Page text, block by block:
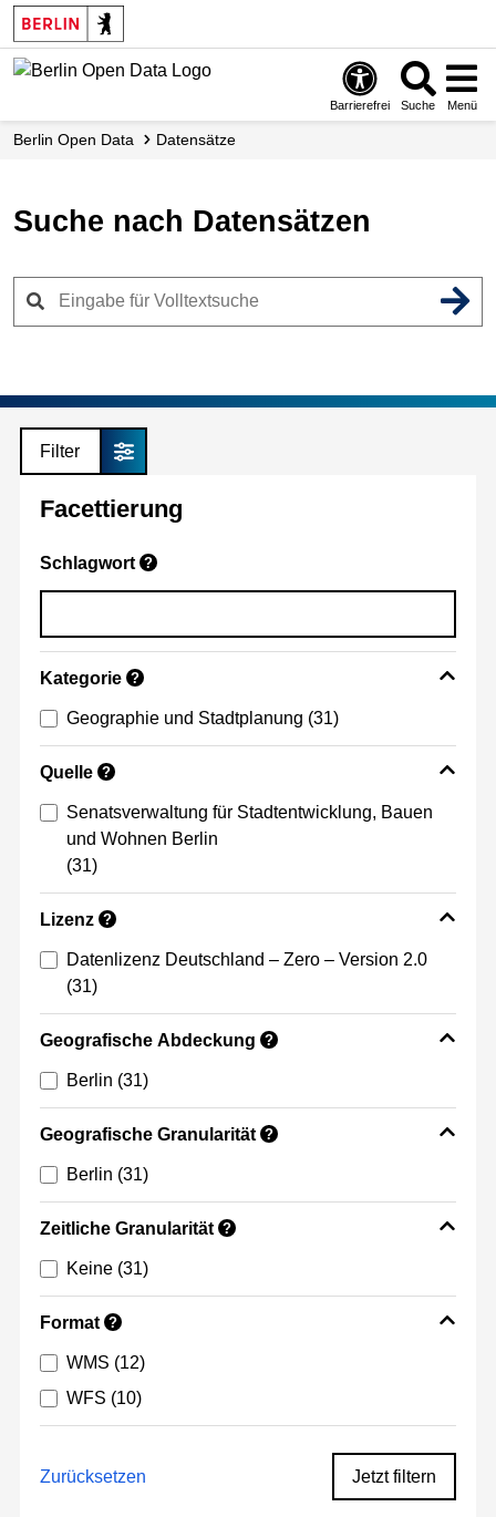
Skip
to
main
Barrierefrei Suche Menü
Berlin Open Data Datensätze
Suche nach Datensätzen
Filter
Facettierung
Schlagwort ?
Kategorie ?
Geographie und Stadtplanung (31)
Quelle ?
Senatsverwaltung für Stadtentwicklung, Bauen
und Wohnen Berlin
(31)
Lizenz ?
Datenlizenz Deutschland – Zero – Version 2.0
(31)
Geografische Abdeckung ?
Berlin (31)
Geografische Granularität ?
Berlin (31)
Zeitliche Granularität ?
Keine (31)
Format ?
WMS (12)
WFS (10)
Zurücksetzen Jetzt filtern